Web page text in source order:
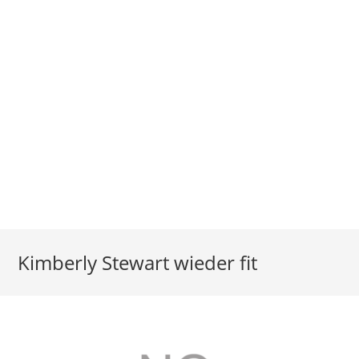
Kimberly Stewart wieder fit